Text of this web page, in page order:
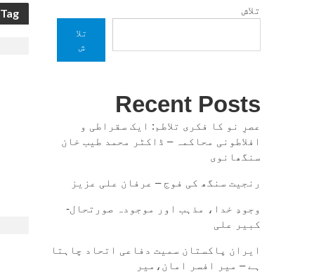
Tag - میر جعفر تلاش
تلا
ش
Recent Posts
عصرِ نو کا فکری تلاطم: ایک سقراطی و
افلاطونی محاکمہ – ڈاکٹر محمد طیب خان
سنگھانوی
رنجیت سنگھ کی فوج – عرفان علی عزیز
وجودِ خدا، مذہب اور موجودہ صورتحال-
کبیر علی
ایران پاکستان سمیت دفاعی اتحاد چاہتا
ہے – میر افسر امان،میر